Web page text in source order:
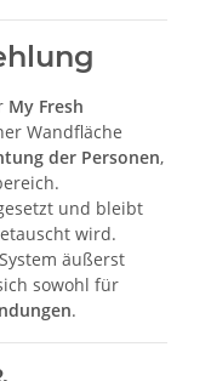
My Fresh
Wandfläche
der Personen,
und bleibt
wird.
äußerst
sowohl für
.